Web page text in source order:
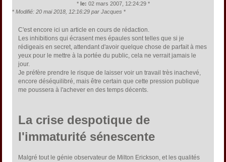
* le: 02 mars 2007, 12:24:29 *
* Modifié: 20 mai 2018, 12:16:29 par Jacques *
C'est encore ici un article en cours de rédaction.
Les inhibitions qui écrasent mes épaules sont telles que si je
rédigeais en secret, attendant d'avoir quelque chose de parfait à mes
yeux pour le mettre à la portée du public, cela ne verrait jamais le
jour.
Je préfère prendre le risque de laisser voir un travail très inachevé,
encore déséquilibré, mais être certain que cette pression publique
me poussera à l'achever en des temps décents.
La crise despotique de
l'immaturité sénescente
Malgré tout le génie observateur de Milton Erickson, et les qualités